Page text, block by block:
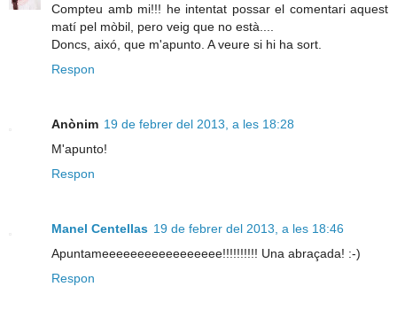
Compteu amb mi!!! he intentat possar el comentari aquest
matí pel mòbil, pero veig que no està....
Doncs, aixó, que m'apunto. A veure si hi ha sort.
Respon
Anònim 19 de febrer del 2013, a les 18:28
M'apunto!
Respon
Manel Centellas 19 de febrer del 2013, a les 18:46
Apuntameeeeeeeeeeeeeeeee!!!!!!!!!! Una abraçada! :-)
Respon